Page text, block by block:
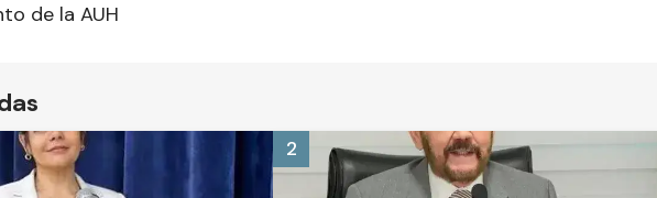
de la AUH
2